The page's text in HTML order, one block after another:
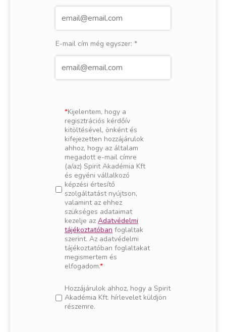
E-mail cím még egyszer: *
Kijelentem, hogy a
regisztrációs kérdőív
kitöltésével, önként és
kifejezetten hozzájárulok
ahhoz, hogy az általam
megadott e-mail címre
(a/az) Spirit Akadémia Kft
és egyéni vállalkozó
képzési értesítő
szolgáltatást nyújtson,
valamint az ehhez
szükséges adataimat
kezelje az Adatvédelmi
tájékoztatóban foglaltak
szerint. Az adatvédelmi
tájékoztatóban foglaltakat
megismertem és
elfogadom.
Hozzájárulok ahhoz, hogy a Spirit
Akadémia Kft. hírlevelet küldjön
részemre.